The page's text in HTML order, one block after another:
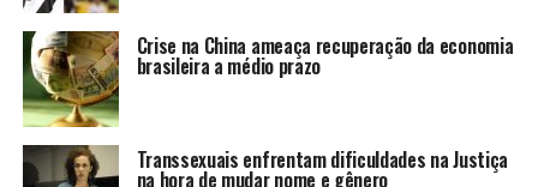
Crise na China ameaça recuperação da economia
brasileira a médio prazo
Transsexuais enfrentam dificuldades na Justiça
na hora de mudar nome e gênero